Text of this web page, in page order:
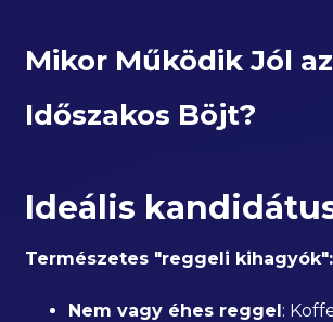
Mikor Működik Jól az
Időszakos Böjt?
Ideális
Természetes "reggeli kihagyók":
Nem vagy éhes reggel: